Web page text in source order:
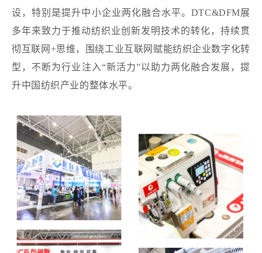
设，特别是提升中小企业两化融合水平。DTC&DFM展
多年来致力于推动纺织业创新发明技术的转化，持续贯
彻互联网+思维，围绕工业互联网赋能纺织企业数字化转
型，不断为行业注入“新活力”以助力两化融合发展，提
升中国纺织产业的整体水平。